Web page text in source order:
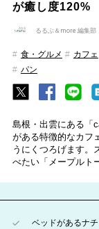
が癒し度120%
るるぶ＆more.編集部
食・グルメ カフェ
パン
島根・出雲にある「
がある特徴的なカフ
うにくつろげます。
べたい「メープルト
ベッドがあるナ